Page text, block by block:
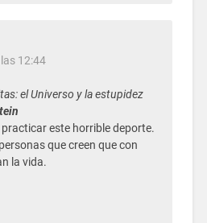
12:44
el Universo y la estupidez
practicar este horrible deporte.
que creen que con
la vida.